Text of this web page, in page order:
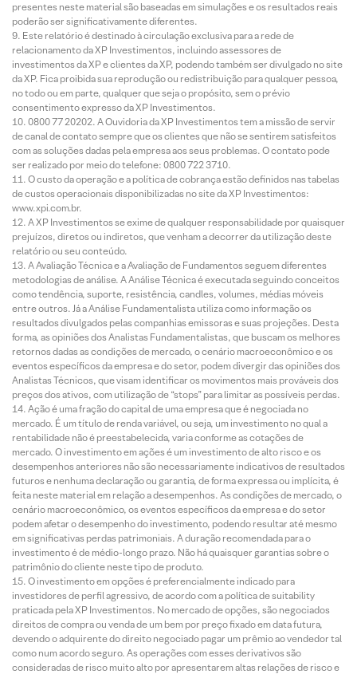
presentes neste material são baseadas em simulações e os resultados reais
poderão ser significativamente diferentes.
Este relatório é destinado à circulação exclusiva para a rede de
relacionamento da XP Investimentos, incluindo assessores de
investimentos da XP e clientes da XP, podendo também ser divulgado no site
da XP. Fica proibida sua reprodução ou redistribuição para qualquer pessoa,
no todo ou em parte, qualquer que seja o propósito, sem o prévio
consentimento expresso da XP Investimentos.
0800 77 20202. A Ouvidoria da XP Investimentos tem a missão de servir
de canal de contato sempre que os clientes que não se sentirem satisfeitos
com as soluções dadas pela empresa aos seus problemas. O contato pode
ser realizado por meio do telefone: 0800 722 3710.
O custo da operação e a política de cobrança estão definidos nas tabelas
de custos operacionais disponibilizadas no site da XP Investimentos:
www.xpi.com.br.
A XP Investimentos se exime de qualquer responsabilidade por quaisquer
prejuízos, diretos ou indiretos, que venham a decorrer da utilização deste
relatório ou seu conteúdo.
A Avaliação Técnica e a Avaliação de Fundamentos seguem diferentes
metodologias de análise. A Análise Técnica é executada seguindo conceitos
como tendência, suporte, resistência, candles, volumes, médias móveis
entre outros. Já a Análise Fundamentalista utiliza como informação os
resultados divulgados pelas companhias emissoras e suas projeções. Desta
forma, as opiniões dos Analistas Fundamentalistas, que buscam os melhores
retornos dadas as condições de mercado, o cenário macroeconômico e os
eventos específicos da empresa e do setor, podem divergir das opiniões dos
Analistas Técnicos, que visam identificar os movimentos mais prováveis dos
preços dos ativos, com utilização de “stops” para limitar as possíveis perdas.
Ação é uma fração do capital de uma empresa que é negociada no
mercado. É um título de renda variável, ou seja, um investimento no qual a
rentabilidade não é preestabelecida, varia conforme as cotações de
mercado. O investimento em ações é um investimento de alto risco e os
desempenhos anteriores não são necessariamente indicativos de resultados
futuros e nenhuma declaração ou garantia, de forma expressa ou implícita, é
feita neste material em relação a desempenhos. As condições de mercado, o
cenário macroeconômico, os eventos específicos da empresa e do setor
podem afetar o desempenho do investimento, podendo resultar até mesmo
em significativas perdas patrimoniais. A duração recomendada para o
investimento é de médio-longo prazo. Não há quaisquer garantias sobre o
patrimônio do cliente neste tipo de produto.
O investimento em opções é preferencialmente indicado para
investidores de perfil agressivo, de acordo com a política de suitability
praticada pela XP Investimentos. No mercado de opções, são negociados
direitos de compra ou venda de um bem por preço fixado em data futura,
devendo o adquirente do direito negociado pagar um prêmio ao vendedor tal
como num acordo seguro. As operações com esses derivativos são
consideradas de risco muito alto por apresentarem altas relações de risco e